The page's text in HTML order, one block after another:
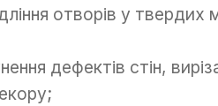
отворів у твердих
дефектів стін,